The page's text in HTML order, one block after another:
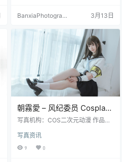
BanxiaPhotograp
3月13日
朝霧愛 – 风纪委员 Cosplay
高清写真集（40P-
写真机构：COS二次元动漫 作品名
愛（Asagiriai） 图片数量：40张 资
源大小：442.8MB
写真资讯
9 0